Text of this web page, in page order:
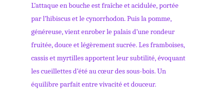
L’attaque en bouche est fraîche et acidulée, portée
par l’hibiscus et le cynorrhodon. Puis la pomme,
généreuse, vient enrober le palais d’une rondeur
fruitée, douce et légèrement sucrée. Les framboises,
cassis et myrtilles apportent leur subtilité, évoquant
les cueillettes d’été au cœur des sous-bois. Un
équilibre parfait entre vivacité et douceur.